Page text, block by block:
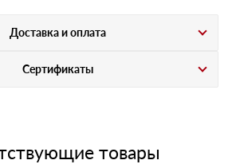
Доставка и оплата
Сертификаты
товары